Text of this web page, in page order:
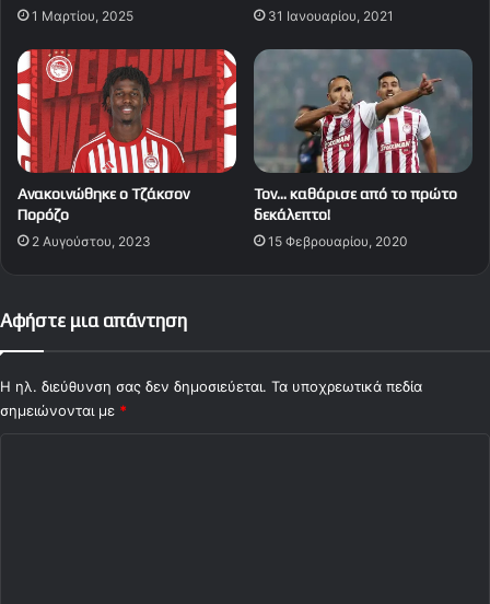
1 Μαρτίου, 2025 31 Ιανουαρίου, 2021
Ανακοινώθηκε ο Τζάκσον
Πορόζο
2 Αυγούστου, 2023
Τον… καθάρισε από το πρώτο
δεκάλεπτο!
15 Φεβρουαρίου, 2020
Αφήστε μια απάντηση
Η ηλ. διεύθυνση σας δεν δημοσιεύεται. Τα υποχρεωτικά πεδία
σημειώνονται με *